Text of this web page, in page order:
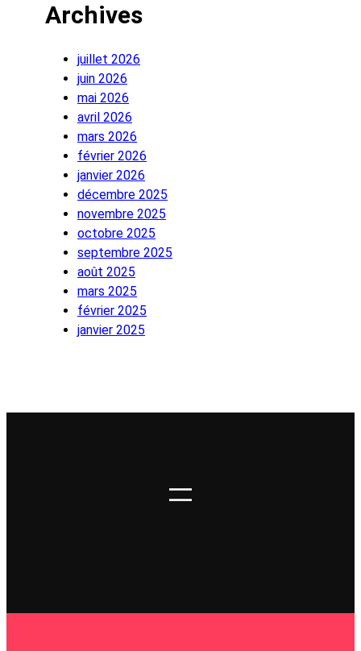
Archives
juillet 2026
juin 2026
mai 2026
avril 2026
mars 2026
février 2026
janvier 2026
décembre 2025
novembre 2025
octobre 2025
septembre 2025
août 2025
mars 2025
février 2025
janvier 2025